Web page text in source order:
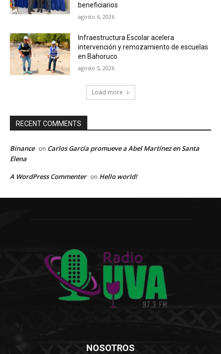
beneficiarios
agosto 6, 2026
Infraestructura Escolar acelera
intervención y remozamiento de escuelas
en Bahoruco
agosto 5, 2026
Load more
RECENT COMMENTS
Binance on Carlos García promueve a Abel Martínez en Santa
Elena
A WordPress Commenter on Hello world!
NOSOTROS